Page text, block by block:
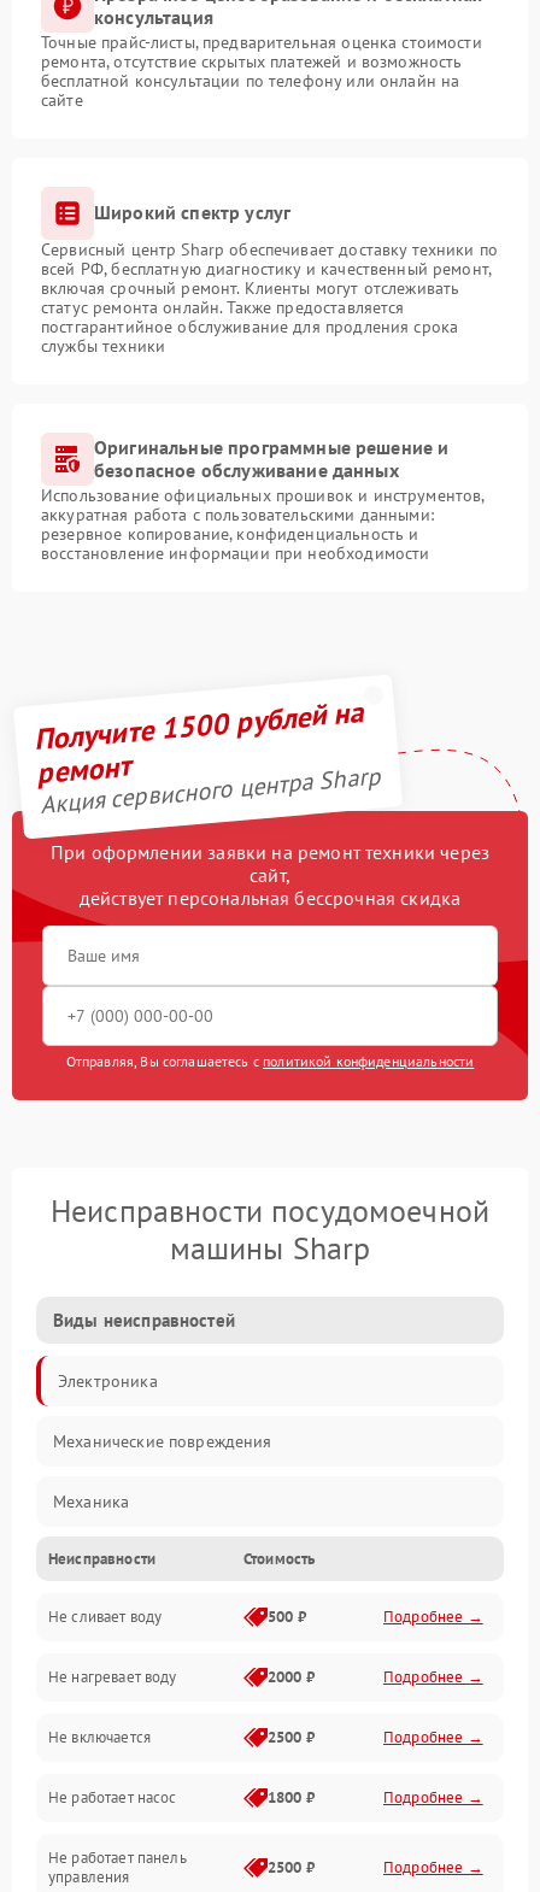
консультация
Точные прайс-листы, предварительная оценка стоимости
ремонта, отсутствие скрытых платежей и возможность
бесплатной консультации по телефону или онлайн на
сайте
Широкий спектр услуг
Сервисный центр Sharp обеспечивает доставку техники по
всей РФ, бесплатную диагностику и качественный ремонт,
включая срочный ремонт. Клиенты могут отслеживать
статус ремонта онлайн. Также предоставляется
постгарантийное обслуживание для продления срока
службы техники
Оригинальные программные решение и
безопасное обслуживание данных
Использование официальных прошивок и инструментов,
аккуратная работа с пользовательскими данными:
резервное копирование, конфиденциальность и
восстановление информации при необходимости
Получите 1500 рублей на
ремонт
Акция сервисного центра Sharp
При оформлении заявки на ремонт техники через
сайт,
действует персональная бессрочная скидка
Отправляя, Вы соглашаетесь с политикой конфиденциальности
Неисправности посудомоечной
машины Sharp
Виды неисправностей
Электроника
Механические повреждения
Механика
Управление
Электропитание
Датчики
Нагрев
Вода
Гигиена
Неисправности Стоимость
Не сливает воду 500 ₽ Подробнее →
Не нагревает воду 2000 ₽ Подробнее →
Не включается 2500 ₽ Подробнее →
Не работает насос 1800 ₽ Подробнее →
Не работает панель
управления
2500 ₽ Подробнее →